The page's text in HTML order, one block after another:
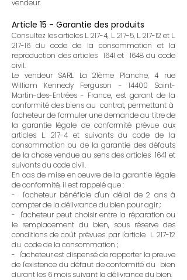
vendeur.
Article 15 - Garantie des produits
Consultez les articles L. 217-4, L. 217-5, L. 217-12 et L.
217-16 du code de la consommation et la
reproduction des articles 1641 et 1648 du code
civil.
Le vendeur SARL La 21ème Planche, 4 rue
William Kennedy Ferguson - 14400 Saint-
Martin-des-Entrées - France, est garant de la
conformité des biens au contrat, permettant à
l'acheteur de formuler une demande au titre de
la garantie légale de conformité prévue aux
articles L. 217-4 et suivants du code de la
consommation ou de la garantie des défauts
de la chose vendue au sens des articles 1641 et
suivants du code civil.
En cas de mise en oeuvre de la garantie légale
de conformité, il est rappelé que :
- l'acheteur bénéficie d'un délai de 2 ans à
compter de la délivrance du bien pour agir ;
- l'acheteur peut choisir entre la réparation ou
le remplacement du bien, sous réserve des
conditions de coût prévues par l'article L. 217-12
du code de la consommation ;
- l'acheteur est dispensé de rapporter la preuve
de l'existence du défaut de conformité du bien
durant les 6 mois suivant la délivrance du bien.